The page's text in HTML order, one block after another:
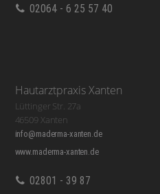
02064 - 6 25 57 40
Hautarztpraxis Xanten
Lüttinger Str. 27a
46509 Xanten
info@maderma-xanten.de
www.maderma-xanten.de
02801 - 39 87